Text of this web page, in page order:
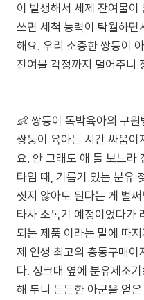
이 발생해서 세제 잔여물
쓰면 세척 능력이 탁월하면
해요. 우리 소중한 쌍둥이
잔여물 걱정까지 덜어주니
👶 쌍둥이 독박육아의 구
쌍둥이 육아는 시간 싸움
요. 안 그래도 애 둘 보느라
타임 때, 기름기 있는 분유
씻지 않아도 된다는 게 벌
타사 소독기 예정이었다가
되는 제품 이라는 말에 따
제 인생 최고의 충동구매이
다. 싱크대 옆에 분유제조
해 두니 든든한 아군을 얻